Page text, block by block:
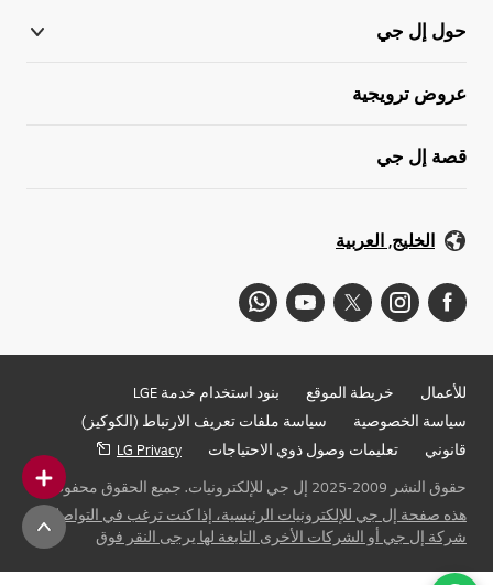
حول إل جي
عروض ترويجية
قصة إل جي
الخليج, العربية
للأعمال خريطة الموقع
بنود استخدام خدمة LGE
سياسة الخصوصية
سياسة ملفات تعريف الارتباط (الكوكيز)
قانوني
تعليمات وصول ذوي الاحتياجات
LG Privacy
حقوق النشر 2009-2025 إل جي للإلكترونيات. جميع الحقوق محفوظة
هذه صفحة إل جي للإلكترونيات الرئيسية، إذا كنت ترغب في التواصل مع
شركة إل جي أو الشركات الأخرى التابعة لها يرجى النقر فوق